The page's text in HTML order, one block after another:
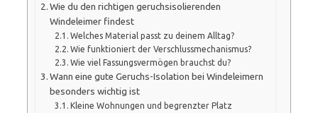
Wie du den richtigen geruchsisolierenden
Windeleimer findest
Welches Material passt zu deinem Alltag?
Wie funktioniert der Verschlussmechanismus?
Wie viel Fassungsvermögen brauchst du?
Wann eine gute Geruchs-Isolation bei Windeleimern
besonders wichtig ist
Kleine Wohnungen und begrenzter Platz